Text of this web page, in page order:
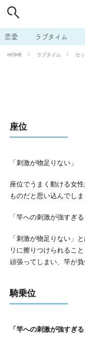
恋愛 ラブタイム
HOME ラブタイム セ
座位
「刺激が物足りない」
座位でうまく動ける女
ものだと思い込んでしま
「竿への刺激が強すぎる
「刺激が物足りない」
リに擦りつけられるこ
頑張ってしまい、竿が
騎乗位
「竿への刺激が強すぎる
# 不倫 # 出会う
# ラブグッズ #